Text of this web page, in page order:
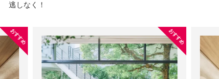
逃しなく！
おすすめ おすすめ